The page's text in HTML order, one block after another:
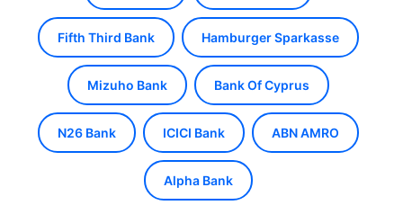
Fifth Third Bank Hamburger Sparkasse
Mizuho Bank Bank Of Cyprus
N26 Bank ICICI Bank ABN AMRO
Alpha Bank